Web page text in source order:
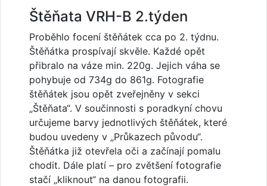
Štěňata VRH-B 2.týden
Proběhlo focení štěňátek cca po 2. týdnu.
Štěňátka prospívají skvěle. Každé opět
přibralo na váze min. 220g. Jejich váha se
pohybuje od 734g do 861g. Fotografie
štěňátek jsou opět zveřejněny v sekci
„Štěňata“. V součinnosti s poradkyní chovu
určujeme barvy jednotlivých štěňátek, které
budou uvedeny v „Průkazech původu“.
Štěňátka již otevřela oči a začínají pomalu
chodit. Dále platí – pro zvětšení fotografie
stačí „kliknout“ na danou fotografii.